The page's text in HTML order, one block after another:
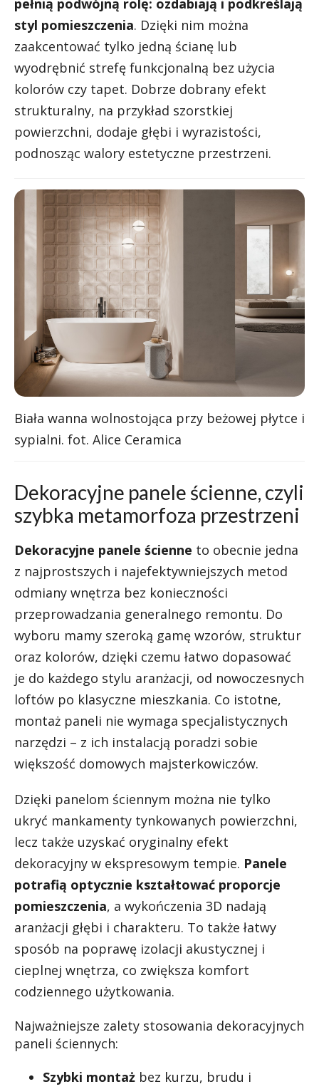
pełnią podwójną rolę: ozdabiają i podkreślają
styl pomieszczenia. Dzięki nim można
zaakcentować tylko jedną ścianę lub
wyodrębnić strefę funkcjonalną bez użycia
kolorów czy tapet. Dobrze dobrany efekt
strukturalny, na przykład szorstkiej
powierzchni, dodaje głębi i wyrazistości,
podnosząc walory estetyczne przestrzeni.
Biała wanna wolnostojąca przy beżowej płytce i
sypialni. fot. Alice Ceramica
Dekoracyjne panele ścienne, czyli
szybka metamorfoza przestrzeni
Dekoracyjne panele ścienne to obecnie jedna
z najprostszych i najefektywniejszych metod
odmiany wnętrza bez konieczności
przeprowadzania generalnego remontu. Do
wyboru mamy szeroką gamę wzorów, struktur
oraz kolorów, dzięki czemu łatwo dopasować
je do każdego stylu aranżacji, od nowoczesnych
loftów po klasyczne mieszkania. Co istotne,
montaż paneli nie wymaga specjalistycznych
narzędzi – z ich instalacją poradzi sobie
większość domowych majsterkowiczów.
Dzięki panelom ściennym można nie tylko
ukryć mankamenty tynkowanych powierzchni,
lecz także uzyskać oryginalny efekt
dekoracyjny w ekspresowym tempie. Panele
potrafią optycznie kształtować proporcje
pomieszczenia, a wykończenia 3D nadają
aranżacji głębi i charakteru. To także łatwy
sposób na poprawę izolacji akustycznej i
cieplnej wnętrza, co zwiększa komfort
codziennego użytkowania.
Najważniejsze zalety stosowania dekoracyjnych
paneli ściennych:
Szybki montaż bez kurzu, brudu i